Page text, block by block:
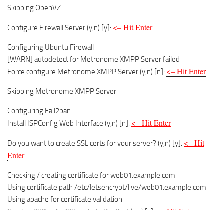
Skipping OpenVZ
Configure Firewall Server (y,n) [y]: <– Hit Enter
Configuring Ubuntu Firewall
[WARN] autodetect for Metronome XMPP Server failed
Force configure Metronome XMPP Server (y,n) [n]: <– Hit Enter
Skipping Metronome XMPP Server
Configuring Fail2ban
Install ISPConfig Web Interface (y,n) [n]: <– Hit Enter
Do you want to create SSL certs for your server? (y,n) [y]: <– Hit
Enter
Checking / creating certificate for web01.example.com
Using certificate path /etc/letsencrypt/live/web01.example.com
Using apache for certificate validation